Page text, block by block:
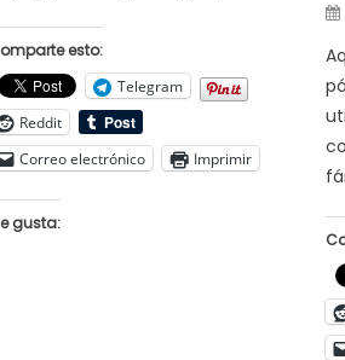
esto:
Telegram
Reddit
Correo electrónico
Imprimir
gusta: